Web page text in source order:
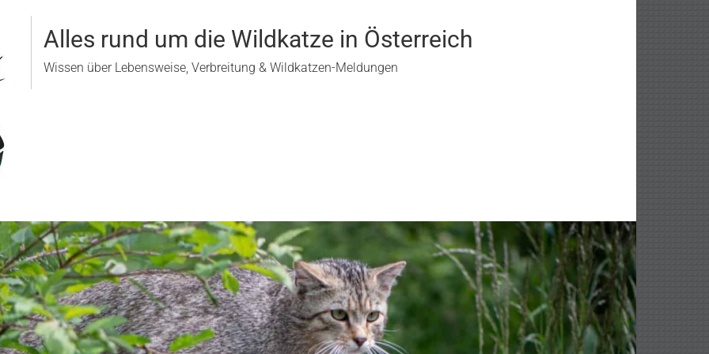
Alles rund um die Wildkatze in Österreich
Wissen über Lebensweise, Verbreitung & Wildkatzen-Meldungen